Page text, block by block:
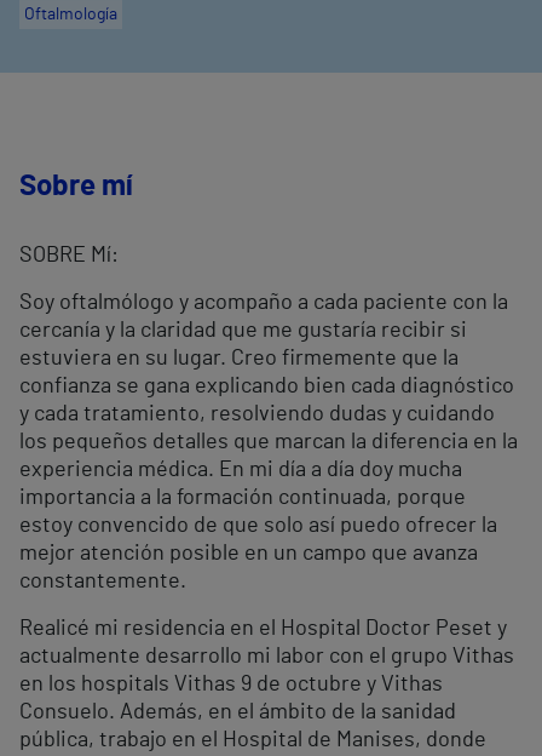
Oftalmología
Sobre mí
SOBRE Mí:
Soy oftalmólogo y acompaño a cada paciente con la
cercanía y la claridad que me gustaría recibir si
estuviera en su lugar. Creo firmemente que la
confianza se gana explicando bien cada diagnóstico
y cada tratamiento, resolviendo dudas y cuidando
los pequeños detalles que marcan la diferencia en la
experiencia médica. En mi día a día doy mucha
importancia a la formación continuada, porque
estoy convencido de que solo así puedo ofrecer la
mejor atención posible en un campo que avanza
constantemente.
Realicé mi residencia en el Hospital Doctor Peset y
actualmente desarrollo mi labor con el grupo Vithas
en los hospitals Vithas 9 de octubre y Vithas
Consuelo. Además, en el ámbito de la sanidad
pública, trabajo en el Hospital de Manises, donde